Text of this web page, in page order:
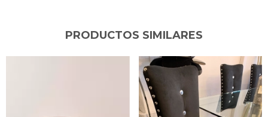
PRODUCTOS SIMILARES